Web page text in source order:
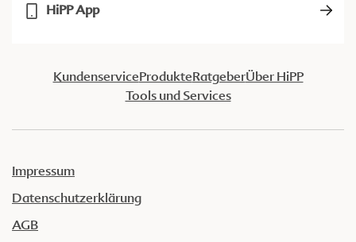
HiPP App
KundenserviceProdukteRatgeberÜber HiPP
Tools und Services
Impressum
Datenschutzerklärung
AGB